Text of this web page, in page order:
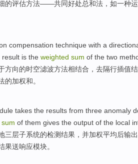
的评估方法——共同好处总和法 ， 如一种
compensation technique with a
result is the weighted sum of the two
方向的时空滤波方法相结合，去隔行插值
的加权和。
takes the results from three anomaly
sum of them gives the output of the local
三层子系统的检测结果 ， 并加权平均后输出
果送响应模块。